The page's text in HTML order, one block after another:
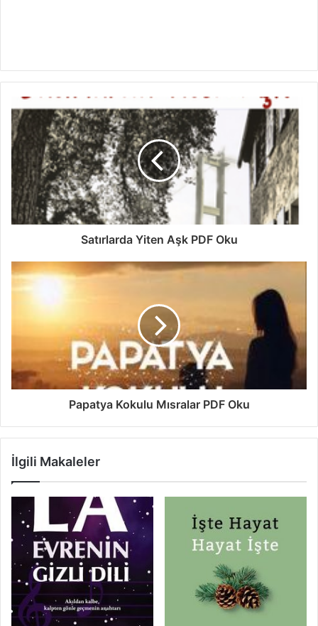
Satırlarda Yiten Aşk PDF Oku
Papatya Kokulu Mısralar PDF Oku
İlgili Makaleler